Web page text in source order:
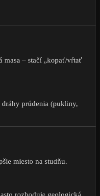
masa – stačí „kopať/vŕtať
prúdenia (pukliny,
miesto na studňu.
rozhoduje geologická